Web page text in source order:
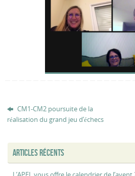
CM1-CM2 poursuite de la
réalisation du grand jeu d’échecs
ARTICLES RÉCENTS